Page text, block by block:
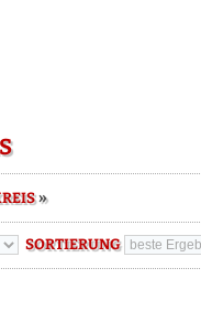
»
SORTIERUNG